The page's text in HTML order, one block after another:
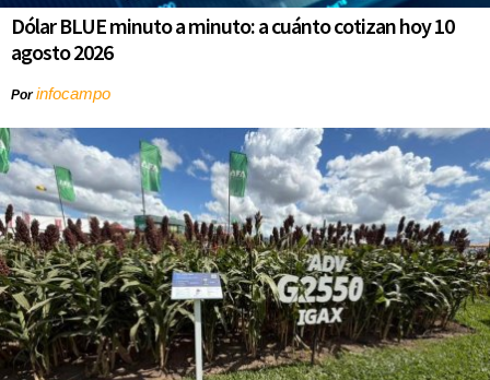
Dólar BLUE minuto a minuto: a cuánto cotizan hoy 10
agosto 2026
Porinfocampo